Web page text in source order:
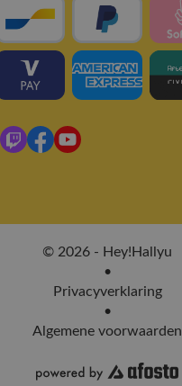
© 2026 - Hey!Hallyu
•
Privacyverklaring
•
Algemene voorwaarden